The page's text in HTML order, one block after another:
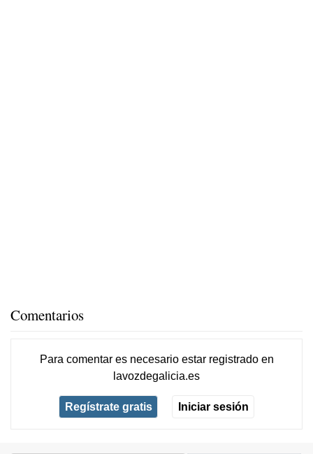
Comentarios
Para comentar es necesario estar registradoen
lavozdegalicia.es
Regístrate gratis Iniciar sesión